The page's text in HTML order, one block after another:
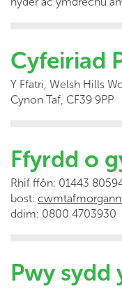
Cyfeiriad
Y Ffatri, Welsh Hills
Cynon Taf, CF39 9PP
Ffyrdd o
Rhif ffôn: 01443
bost:
ddim: 0800 4703930
Pwy sydd